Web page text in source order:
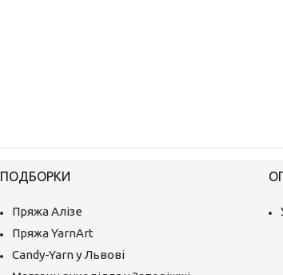
ПОДБОРКИ
Пряжа Алізе
Пряжа YarnArt
Candy-Yarn у Львові